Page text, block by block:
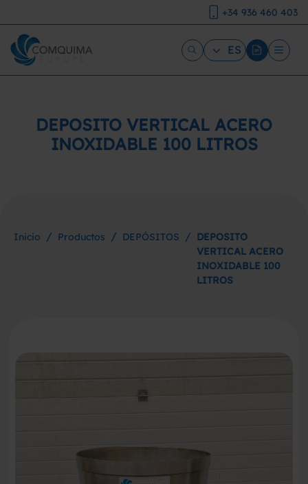
+34 936 460 403
ES
DEPOSITO VERTICAL ACERO
INOXIDABLE 100 LITROS
Inicio / Productos / DEPÓSITOS / DEPOSITO
VERTICAL ACERO
INOXIDABLE 100
LITROS